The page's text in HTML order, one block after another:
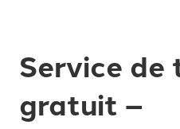
Service
gratuit –